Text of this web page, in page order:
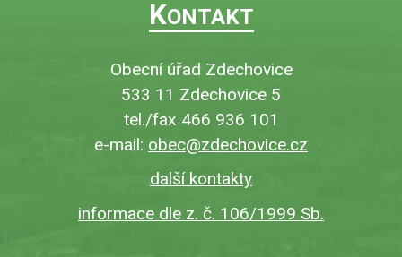
KONTAKT
Obecní úřad Zdechovice
533 11 Zdechovice 5
tel./fax 466 936 101
e-mail: obec@zdechovice.cz
další kontakty
informace dle z. č. 106/1999 Sb.